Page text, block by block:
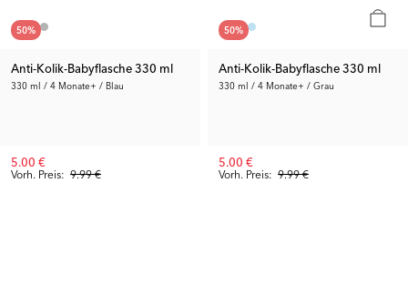
50%
Anti-Kolik-Babyflasche 330 ml
330 ml / 4 Monate+ / Blau
Vorh. Preis: 9.99 €
5.00 €
50%
Anti-Kolik-Babyflasche 330 ml
330 ml / 4 Monate+ / Grau
Vorh. Preis: 9.99 €
5.00 €